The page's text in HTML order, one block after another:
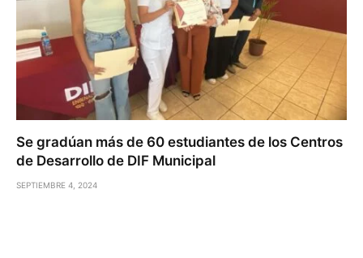
Se gradúan más de 60 estudiantes de los Centros
de Desarrollo de DIF Municipal
SEPTIEMBRE 4, 2024